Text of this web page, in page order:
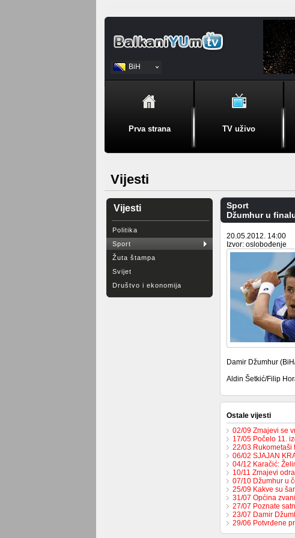
BiH
Srpski
Prva strana TV uživo
Vijesti
Vijesti
Politika
Sport
Žuta štampa
Svijet
Društvo i ekonomija
Sport
Džumhur u
20.05.2012. 14:00
Izvor: oslobođenje
Damir Džumhur
Aldin Šetkić/Filip
Ostale vijesti
02/09 Zmajevi se
17/05 Počelo 11.
22/03
06/02 SJAJAN
04/12 Karačić:
10/11 Zmajevi
07/10 Džumhur u
25/09 Kakve su
31/07 Općina
27/07 Poznate
23/07 Damir
29/06 Potvrđene